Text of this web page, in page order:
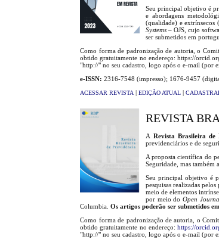
Seu principal objetivo é
e abordagens
(qualidade) e extrínsecos
Systems– OJS, cujo
ser submetidos em
Como forma de padronização de autoria, o
obtido gratuitamente no endereço: https://
"http://" no seu cadastro, logo após o e-mail
e-ISSN: 2316-7548 (impresso); 1676-9457
ACESSAR REVISTA |EDIÇÃO ATUAL |
REVISTA
A Revista Brasileira de
previdenciários e de
A proposta científica do
Seguridade, mas também
Seu principal objetivo é
pesquisas realizadas
meio de elementos
por meio do Open
Columbia.Os artigos poderão ser submetidos
Como forma de padronização de autoria, o
obtido gratuitamente no endereço: https://
"http://" no seu cadastro, logo após o e-mail (por